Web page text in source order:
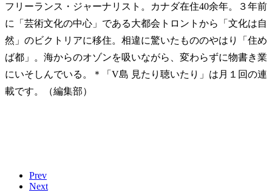
フリーランス・ジャーナリスト。カナダ在住40余年。３年前
に「芸術文化の中心」である大都会トロントから「文化は自
然」のビクトリアに移住。相違に驚いたもののやはり「住め
ば都」。海からのオゾンを吸いながら、変わらずに物書き業
にいそしんでいる。＊「V島 見たり聴いたり」は月１回の連
載です。（編集部）
Prev
Next